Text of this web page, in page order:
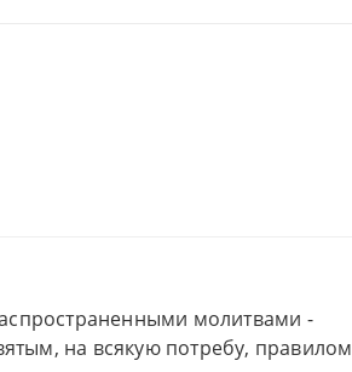
молитвами -
на всякую потребу, правилом